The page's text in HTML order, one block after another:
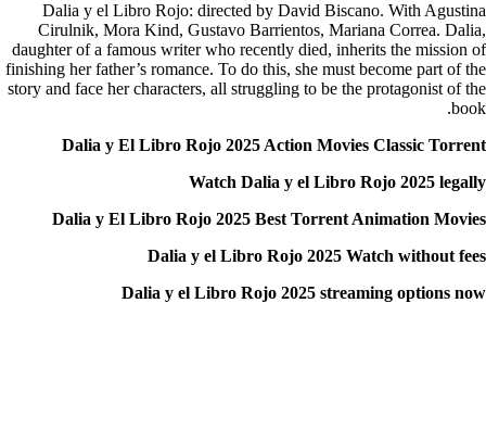
Dalia y el Libro Rojo: directed by David Biscano. With Agustina
Cirulnik, Mora Kind, Gustavo Barrientos, Mariana Correa. Dalia,
daughter of a famous writer who recently died, inherits the mission of
finishing her father’s romance. To do this, she must become part of the
story and face her characters, all struggling to be the protagonist of the
book.
Dalia y El Libro Rojo 2025 Action Movies Classic Torrent
Watch Dalia y el Libro Rojo 2025 legally
Dalia y El Libro Rojo 2025 Best Torrent Animation Movies
Dalia y el Libro Rojo 2025 Watch without fees
Dalia y el Libro Rojo 2025 streaming options now